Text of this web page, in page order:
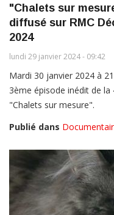
"Chalets sur
diffusé sur RMC
2024
lundi 29 janvier 2024 - 09:42
Mardi 30 janvier 2024 à
3ème épisode inédit de
"Chalets sur mesure".
Publié dans